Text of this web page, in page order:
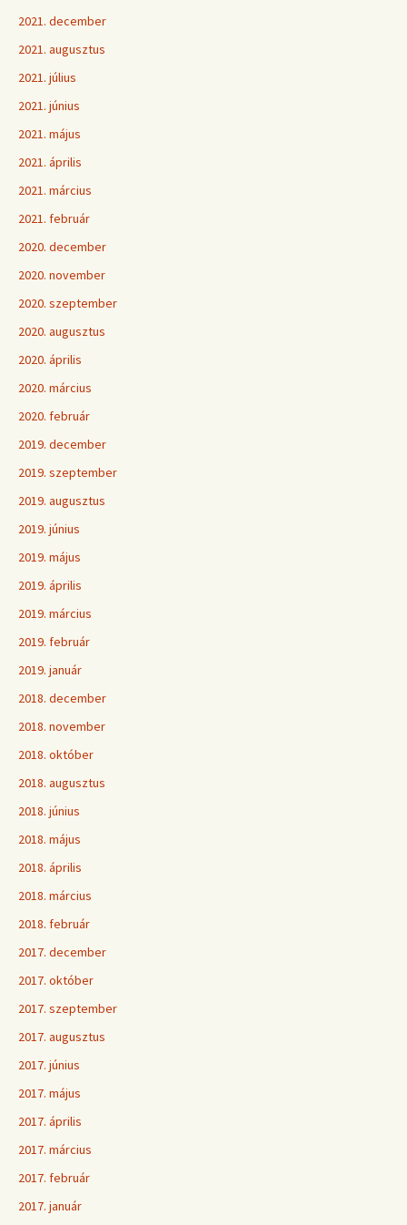
2021. december
2021. augusztus
2021. július
2021. június
2021. május
2021. április
2021. március
2021. február
2020. december
2020. november
2020. szeptember
2020. augusztus
2020. április
2020. március
2020. február
2019. december
2019. szeptember
2019. augusztus
2019. június
2019. május
2019. április
2019. március
2019. február
2019. január
2018. december
2018. november
2018. október
2018. augusztus
2018. június
2018. május
2018. április
2018. március
2018. február
2017. december
2017. október
2017. szeptember
2017. augusztus
2017. június
2017. május
2017. április
2017. március
2017. február
2017. január